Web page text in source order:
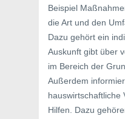
Beispiel
die Art und den
Dazu gehört ein
Auskunft gibt über
im Bereich der
Außerdem
hauswirtschaftliche
Hilfen. Dazu